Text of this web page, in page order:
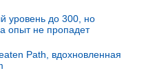
уровень до 300, но
опыт не пропадет
Path, вдохновленная